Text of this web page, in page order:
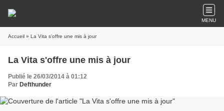
MENU
Accueil » La Vita s'offre une mis à jour
La Vita s'offre une mis à jour
Publié le 26/03/2014 à 01:12
Par Defthunder